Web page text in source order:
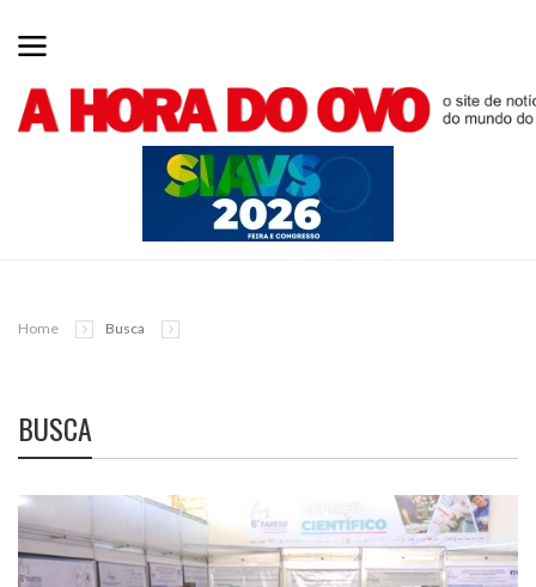
Home Busca
BUSCA